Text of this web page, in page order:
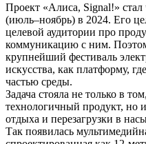
Проект «Алиса, Signal!»
(июль–ноябрь) в 2024. Его
целевой аудитории про
коммуникацию с ним.
крупнейший фестиваль
искусства, как платформу,
частью среды.
Задача стояла не только в
технологичный продукт, но
отдыха и перезагрузки в
Так появилась